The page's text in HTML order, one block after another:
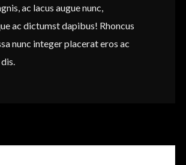
ac lacus augue nunc,
ac dictumst dapibus! Rhoncus
nunc integer placerat eros ac